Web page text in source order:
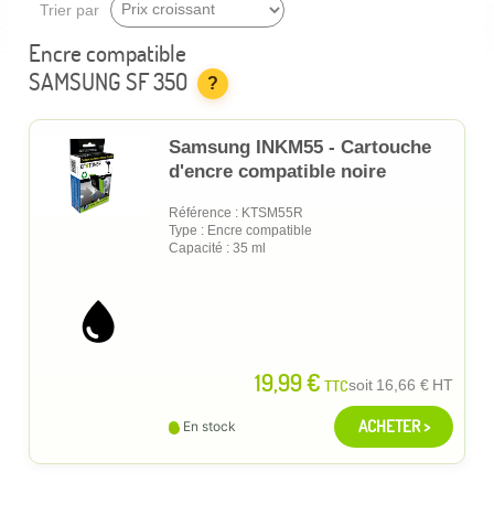
Trier par
Encre compatible
SAMSUNG SF 350
?
Samsung INKM55 - Cartouche
d'encre compatible noire
Référence : KTSM55R
Type : Encre compatible
Capacité : 35 ml
19,99 € TTCsoit 16,66 € HT
En stock ACHETER >